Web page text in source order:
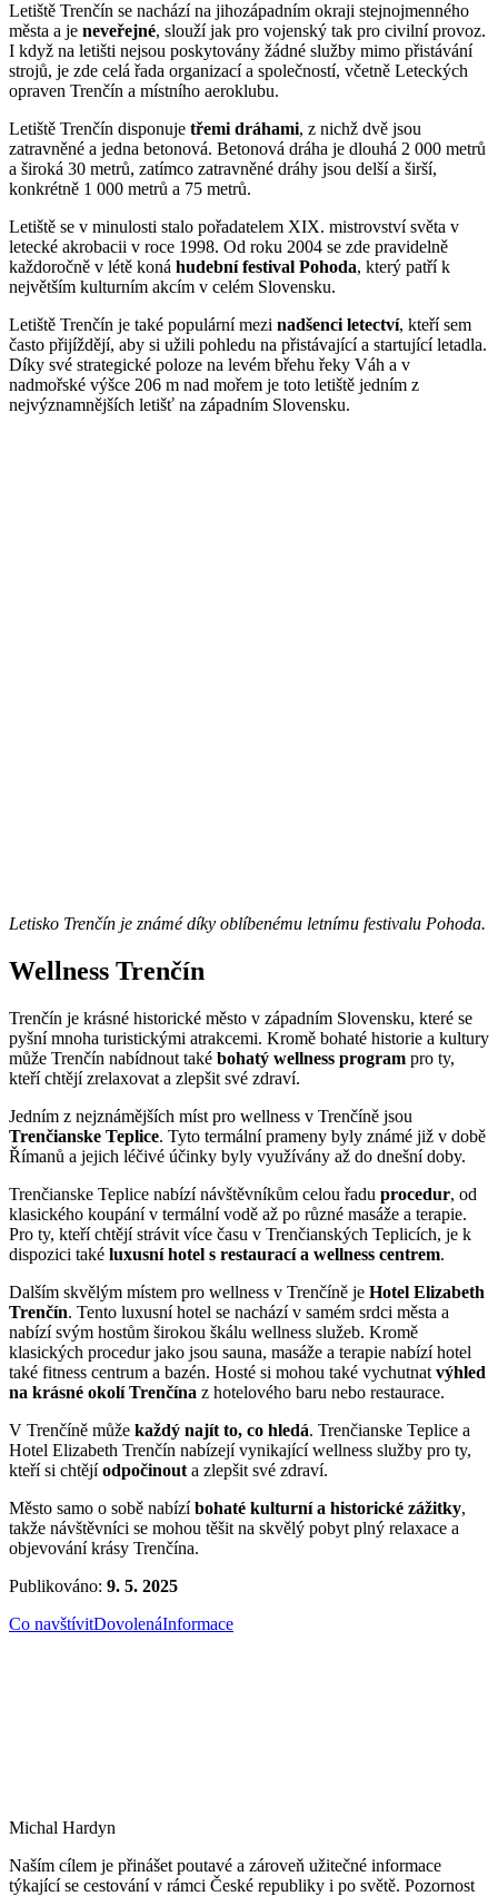
Letiště Trenčín se nachází na jihozápadním okraji stejnojmenného
města a je neveřejné, slouží jak pro vojenský tak pro civilní provoz.
I když na letišti nejsou poskytovány žádné služby mimo přistávání
strojů, je zde celá řada organizací a společností, včetně Leteckých
opraven Trenčín a místního aeroklubu.
Letiště Trenčín disponuje třemi dráhami, z nichž dvě jsou
zatravněné a jedna betonová. Betonová dráha je dlouhá 2 000 metrů
a široká 30 metrů, zatímco zatravněné dráhy jsou delší a širší,
konkrétně 1 000 metrů a 75 metrů.
Letiště se v minulosti stalo pořadatelem XIX. mistrovství světa v
letecké akrobacii v roce 1998. Od roku 2004 se zde pravidelně
každoročně v létě koná hudební festival Pohoda, který patří k
největším kulturním akcím v celém Slovensku.
Letiště Trenčín je také populární mezi nadšenci letectví, kteří sem
často přijíždějí, aby si užili pohledu na přistávající a startující letadla.
Díky své strategické poloze na levém břehu řeky Váh a v
nadmořské výšce 206 m nad mořem je toto letiště jedním z
nejvýznamnějších letišť na západním Slovensku.
Letisko Trenčín je známé díky oblíbenému letnímu festivalu Pohoda.
Wellness Trenčín
Trenčín je krásné historické město v západním Slovensku, které se
pyšní mnoha turistickými atrakcemi. Kromě bohaté historie a kultury
může Trenčín nabídnout také bohatý wellness program pro ty,
kteří chtějí zrelaxovat a zlepšit své zdraví.
Jedním z nejznámějších míst pro wellness v Trenčíně jsou
Trenčianske Teplice. Tyto termální prameny byly známé již v době
Římanů a jejich léčivé účinky byly využívány až do dnešní doby.
Trenčianske Teplice nabízí návštěvníkům celou řadu procedur, od
klasického koupání v termální vodě až po různé masáže a terapie.
Pro ty, kteří chtějí strávit více času v Trenčianských Teplicích, je k
dispozici také luxusní hotel s restaurací a wellness centrem.
Dalším skvělým místem pro wellness v Trenčíně je Hotel Elizabeth
Trenčín. Tento luxusní hotel se nachází v samém srdci města a
nabízí svým hostům širokou škálu wellness služeb. Kromě
klasických procedur jako jsou sauna, masáže a terapie nabízí hotel
také fitness centrum a bazén. Hosté si mohou také vychutnat výhled
na krásné okolí Trenčína z hotelového baru nebo restaurace.
V Trenčíně může každý najít to, co hledá. Trenčianske Teplice a
Hotel Elizabeth Trenčín nabízejí vynikající wellness služby pro ty,
kteří si chtějíodpočinout a zlepšit své zdraví.
Město samo o sobě nabízíbohaté kulturní a historické zážitky,
takže návštěvníci se mohou těšit na skvělý pobyt plný relaxace a
objevování krásy Trenčína.
Publikováno: 9. 5. 2025
Co navštívitDovolenáInformace
Michal Hardyn
Naším cílem je přinášet poutavé a zároveň užitečné informace
týkající se cestování v rámci České republiky i po světě. Pozornost